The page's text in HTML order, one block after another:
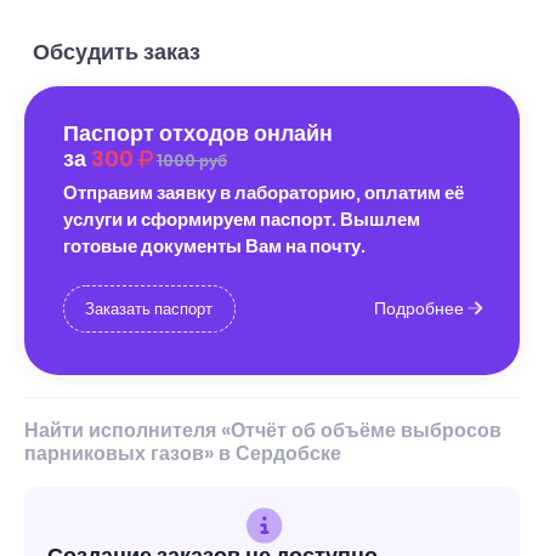
Обсудить заказ
Паспорт отходов онлайн
за 300 1000 руб
Отправим заявку в лабораторию, оплатим её
услуги и сформируем паспорт. Вышлем
готовые документы Вам на почту.
Заказать паспорт Подробнее
Найти исполнителя «Отчёт об объёме выбросов
парниковых газов» в Сердобске